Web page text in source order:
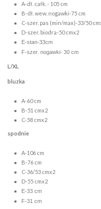
A-dł. całk. - 105 cm
B-dł. wew. nogawki-75 cm
C-szer. pas (min/max)-33/50
D-szer. biodra-50 cmx2
E-stan-33cm
F-szer. nogawki- 30 cm
L/XL
bluzka
A-60 cm
B-51 cmx2
C-58 cmx2
spodnie
A-106 cm
B-76 cm
C-36/53 cmx2
D-55 cmx2
E-33 cm
F-31 cm